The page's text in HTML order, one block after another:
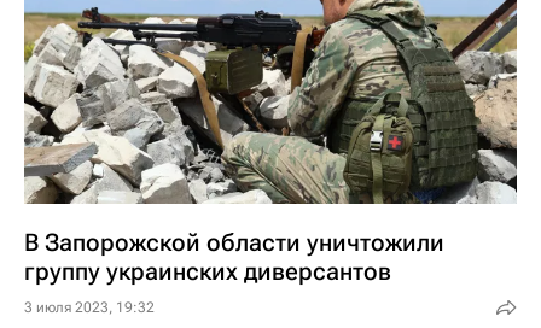
В Запорожской области уничтожили
группу украинских диверсантов
3 июля 2023, 19:32